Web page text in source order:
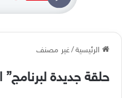
الرئيسية/غير مصنف
حلقة جديدة لبرنامج”